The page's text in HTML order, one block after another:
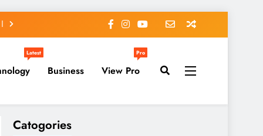
Latest
Business View Pro
Pro
Catogories